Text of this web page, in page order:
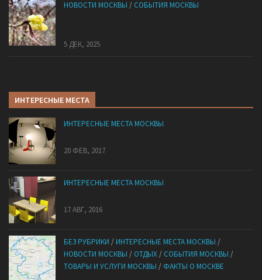
НОВОСТИ МОСКВЫ / СОБЫТИЯ МОСКВЫ
5 ДЕК, 2025
ИНТЕРЕСНЫЕ МЕСТА
ИНТЕРЕСНЫЕ МЕСТА МОСКВЫ
20 ФЕВ, 2017
ИНТЕРЕСНЫЕ МЕСТА МОСКВЫ
17 АВГ, 2016
БЕЗ РУБРИКИ /ИНТЕРЕСНЫЕ МЕСТА МОСКВЫ /
НОВОСТИ МОСКВЫ / ОТДЫХ/ СОБЫТИЯ МОСКВЫ /
ТОВАРЫ И УСЛУГИ МОСКВЫ / ФАКТЫ О МОСКВЕ